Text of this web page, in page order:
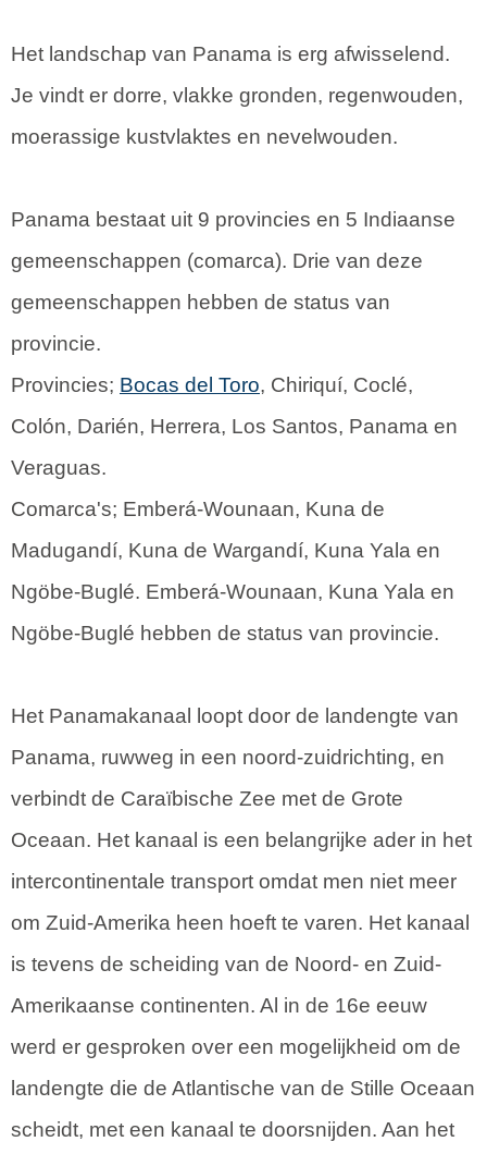
Het landschap van Panama is erg afwisselend.
Je vindt er dorre, vlakke gronden, regenwouden,
moerassige kustvlaktes en nevelwouden.
Panama bestaat uit 9 provincies en 5 Indiaanse
gemeenschappen (comarca). Drie van deze
gemeenschappen hebben de status van
provincie.
Provincies; Bocas del Toro, Chiriquí, Coclé,
Colón, Darién, Herrera, Los Santos, Panama en
Veraguas.
Comarca's; Emberá-Wounaan, Kuna de
Madugandí, Kuna de Wargandí, Kuna Yala en
Ngöbe-Buglé. Emberá-Wounaan, Kuna Yala en
Ngöbe-Buglé hebben de status van provincie.
Het Panamakanaal loopt door de landengte van
Panama, ruwweg in een noord-zuidrichting, en
verbindt de Caraïbische Zee met de Grote
Oceaan. Het kanaal is een belangrijke ader in het
intercontinentale transport omdat men niet meer
om Zuid-Amerika heen hoeft te varen. Het kanaal
is tevens de scheiding van de Noord- en Zuid-
Amerikaanse continenten. Al in de 16e eeuw
werd er gesproken over een mogelijkheid om de
landengte die de Atlantische van de Stille Oceaan
scheidt, met een kanaal te doorsnijden. Aan het